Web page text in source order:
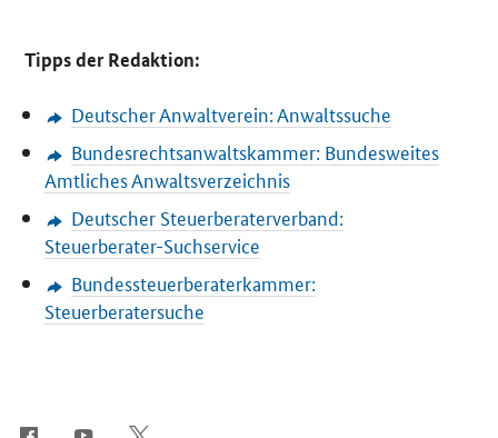
Tipps der Redaktion:
Deutscher Anwaltverein: Anwaltssuche
Bundesrechtsanwaltskammer: Bundesweites
Amtliches Anwaltsverzeichnis
Deutscher Steuerberaterverband:
Steuerberater-Suchservice
Bundessteuerberaterkammer:
Steuerberatersuche